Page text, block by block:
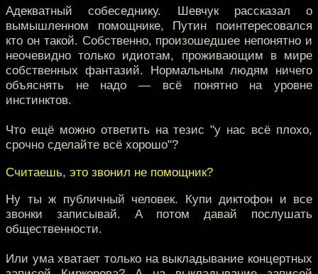
Адекватный собеседнику. Шевчук рассказал о
вымышленном помощнике, Путин поинтересовался
кто он такой. Собственно, произошедшее непонятно и
неочевидно только идиотам, проживающим в мире
собственных фантазий. Нормальным людям ничего
объяснять не надо — всё понятно на уровне
инстинктов.
Что ещё можно ответить на тезис "у нас всё плохо,
срочно сделайте всё хорошо"?
Считаешь, это звонил не помощник?
Ну ты ж публичный человек. Купи диктофон и все
звонки записывай. А потом давай послушать
общественности.
Или ума хватает только на выкладывание концертных